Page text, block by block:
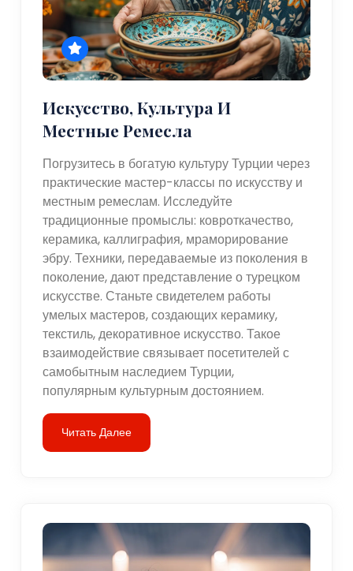
Искусство, Культура И
Местные Ремесла
Погрузитесь в богатую культуру Турции через
практические мастер-классы по искусству и
местным ремеслам. Исследуйте
традиционные промыслы: ковроткачество,
керамика, каллиграфия, мраморирование
эбру. Техники, передаваемые из поколения в
поколение, дают представление о турецком
искусстве. Станьте свидетелем работы
умелых мастеров, создающих керамику,
текстиль, декоративное искусство. Такое
взаимодействие связывает посетителей с
самобытным наследием Турции,
популярным культурным достоянием.
Читать Далее